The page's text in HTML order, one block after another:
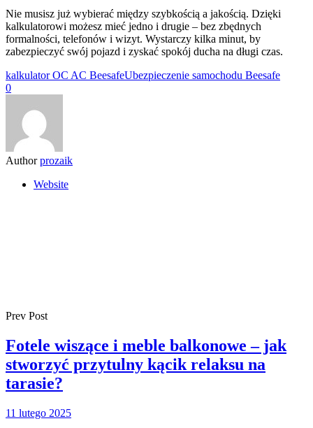
Nie musisz już wybierać między szybkością a jakością. Dzięki
kalkulatorowi możesz mieć jedno i drugie – bez zbędnych
formalności, telefonów i wizyt. Wystarczy kilka minut, by
zabezpieczyć swój pojazd i zyskać spokój ducha na długi czas.
kalkulator OC AC BeesafeUbezpieczenie samochodu Beesafe
0
Author prozaik
Website
Prev Post
Fotele wiszące i meble balkonowe – jak
stworzyć przytulny kącik relaksu na
tarasie?
11 lutego 2025